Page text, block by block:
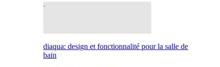
diaqua: design et fonctionnalité pour la salle de
bain